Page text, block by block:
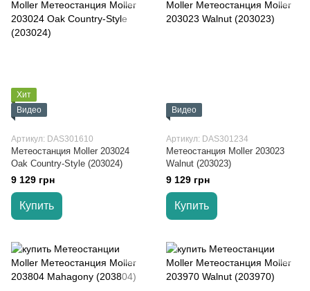
Хит
Видео
Артикул: DAS301610
Метеостанция Moller 203024
Oak Country-Style (203024)
9 129 грн
Купить
Видео
Артикул: DAS301234
Метеостанция Moller 203023
Walnut (203023)
9 129 грн
Купить